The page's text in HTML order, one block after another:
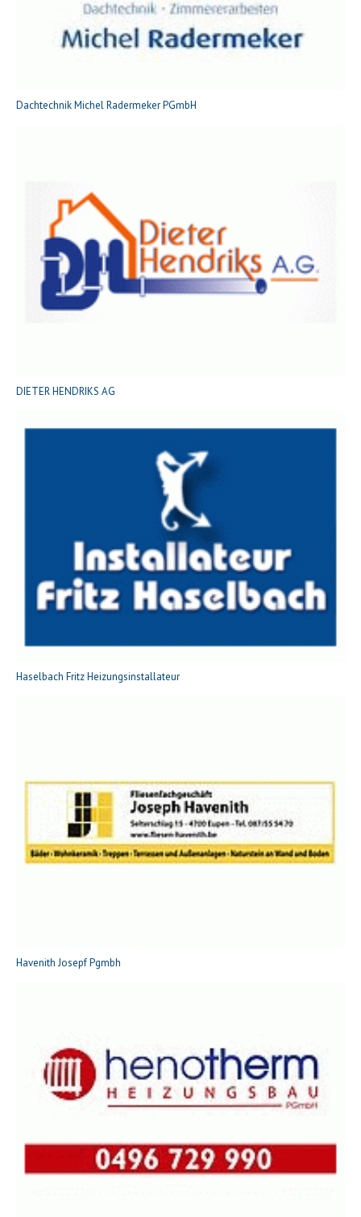
Dachtechnik Michel Radermeker PGmbH
DIETER HENDRIKS AG
Haselbach Fritz Heizungsinstallateur
Havenith Josepf Pgmbh